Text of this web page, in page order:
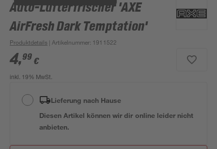
Auto-Lufterfrischer 'AXE
AirFresh Dark Temptation'
Produktdetails | Artikelnummer: 1911522
4,99 €
inkl. 19% MwSt.
Lieferung nach Hause
Diesen Artikel können wir dir online leider nicht
anbieten.